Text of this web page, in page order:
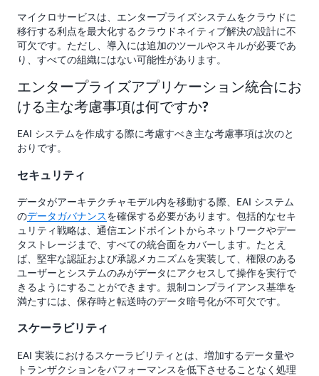
マイクロサービスは、エンタープライズシステムをクラウドに
移行する利点を最大化するクラウドネイティブ解決の設計に不
可欠です。ただし、導入には追加のツールやスキルが必要であ
り、すべての組織にはない可能性があります。
エンタープライズアプリケーション統合にお
ける主な考慮事項は何ですか?
EAI システムを作成する際に考慮すべき主な考慮事項は次のと
おりです。
セキュリティ
データがアーキテクチャモデル内を移動する際、EAI システム
のデータガバナンスを確保する必要があります。包括的なセキ
ュリティ戦略は、通信エンドポイントからネットワークやデー
タストレージまで、すべての統合面をカバーします。たとえ
ば、堅牢な認証および承認メカニズムを実装して、権限のある
ユーザーとシステムのみがデータにアクセスして操作を実行で
きるようにすることができます。規制コンプライアンス基準を
満たすには、保存時と転送時のデータ暗号化が不可欠です。
スケーラビリティ
EAI 実装におけるスケーラビリティとは、増加するデータ量や
トランザクションをパフォーマンスを低下させることなく処理